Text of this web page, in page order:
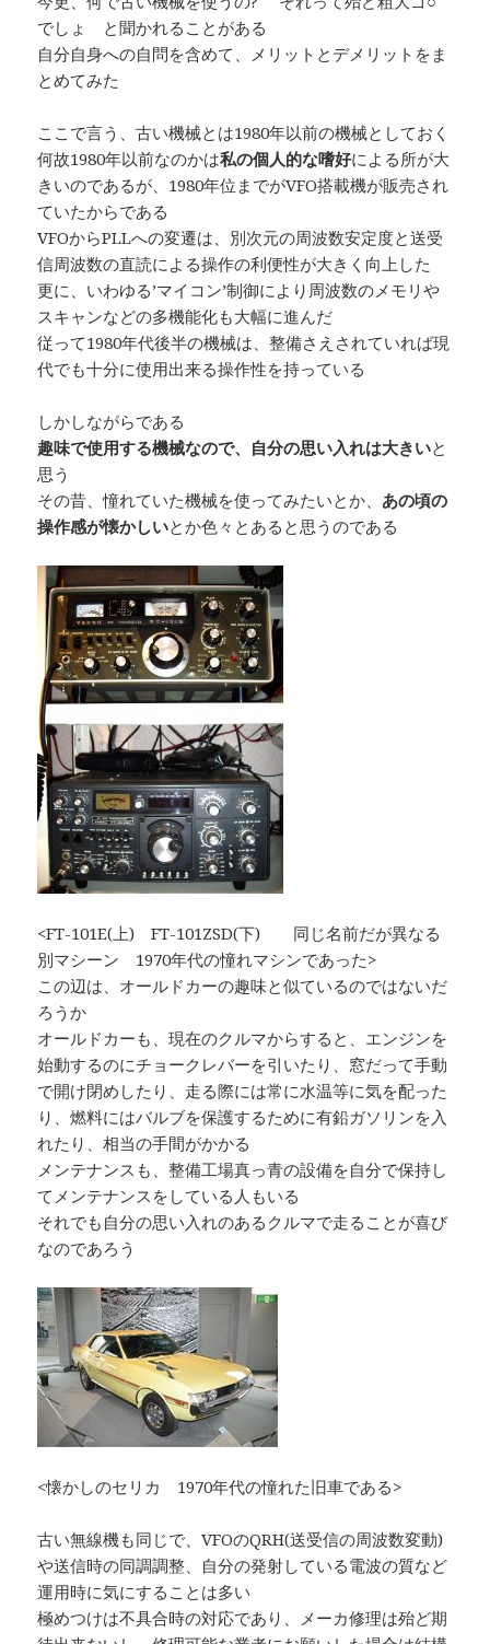
でしょ と聞かれることがある
自分自身への自問を含めて、メリットとデメリットをま
とめてみた
ここで言う、古い機械とは1980年以前の機械としておく
何故1980年以前なのかは私の個人的な嗜好による所が大
きいのであるが、1980年位までがVFO搭載機が販売され
ていたからである
VFOからPLLへの変遷は、別次元の周波数安定度と送受
信周波数の直読による操作の利便性が大きく向上した
更に、いわゆる’マイコン’制御により周波数のメモリや
スキャンなどの多機能化も大幅に進んだ
従って1980年代後半の機械は、整備さえされていれば現
代でも十分に使用出来る操作性を持っている
しかしながらである
趣味で使用する機械なので、自分の思い入れは大きいと
思う
その昔、憧れていた機械を使ってみたいとか、 あの頃の
操作感が懐かしいとか色々とあると思うのである
<FT-101E(上) FT-101ZSD(下) 同じ名前だが異なる
別マシーン 1970年代の憧れマシンであった>
この辺は、オールドカーの趣味と似ているのではないだ
ろうか
オールドカーも、現在のクルマからすると、エンジンを
始動するのにチョークレバーを引いたり、窓だって手動
で開け閉めしたり、走る際には常に水温等に気を配った
り、燃料にはバルブを保護するために有鉛ガソリンを入
れたり、相当の手間がかかる
メンテナンスも、整備工場真っ青の設備を自分で保持し
てメンテナンスをしている人もいる
それでも自分の思い入れのあるクルマで走ることが喜び
なのであろう
<懐かしのセリカ 1970年代の憧れた旧車である>
古い無線機も同じで、VFOのQRH(送受信の周波数変動)
や送信時の同調調整、自分の発射している電波の質など
運用時に気にすることは多い
極めつけは不具合時の対応であり、メーカ修理は殆ど期